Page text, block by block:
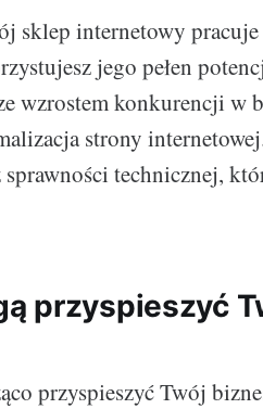
sklep internetowy
jego pełen
wzrostem konkurencji w
strony
technicznej,
przyspieszyć
przyspieszyć Twój